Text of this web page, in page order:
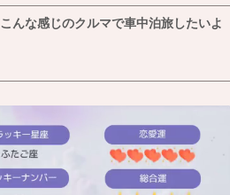
こんな感じのクルマで車中泊旅したいよ